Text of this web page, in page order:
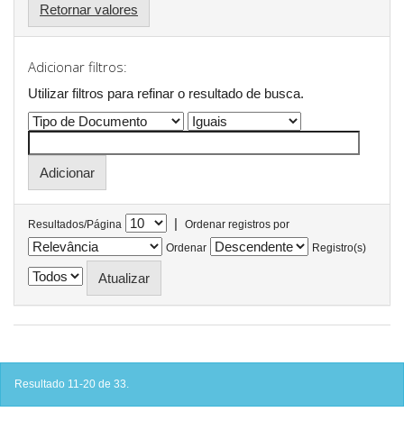
Retornar valores
Adicionar filtros:
Utilizar filtros para refinar o resultado de busca.
Resultados/Página |
Ordenar registros por
Ordenar
Registro(s)
Resultado 11-20 de 33.